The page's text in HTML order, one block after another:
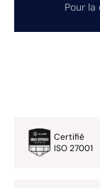
Pour
Certifié
ISO 27001